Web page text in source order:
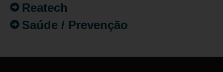
Reatech
Saúde / Prevenção